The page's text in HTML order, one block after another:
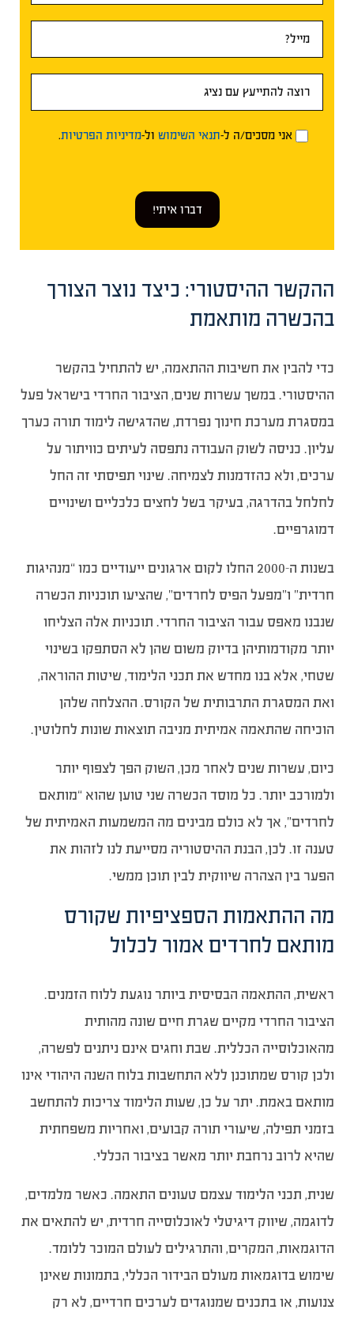
אני מסכים/ה ל-תנאי השימוש ול-מדיניות הפרטיות.
דברו איתי!
ההקשר ההיסטורי: כיצד נוצר הצורך
בהכשרה מותאמת
כדי להבין את חשיבות ההתאמה, יש להתחיל בהקשר
ההיסטורי. במשך עשרות שנים, הציבור החרדי בישראל פעל
במסגרת מערכת חינוך נפרדת, שהדגישה לימוד תורה כערך
עליון. כניסה לשוק העבודה נתפסה לעיתים כוויתור על
ערכים, ולא כהזדמנות לצמיחה. שינוי תפיסתי זה החל
לחלחל בהדרגה, בעיקר בשל לחצים כלכליים ושינויים
דמוגרפיים.
בשנות ה-2000 החלו לקום ארגונים ייעודיים כמו “מנהיגות
חרדית” ו”מפעל הפיס לחרדים”, שהציעו תוכניות הכשרה
שנבנו מאפס עבור הציבור החרדי. תוכניות אלה הצליחו
יותר מקודמותיהן בדיוק משום שהן לא הסתפקו בשינוי
שטחי, אלא בנו מחדש את תכני הלימוד, שיטות ההוראה,
ואת המסגרת התרבותית של הקורס. ההצלחה שלהן
הוכיחה שהתאמה אמיתית מניבה תוצאות שונות לחלוטין.
כיום, עשרות שנים לאחר מכן, השוק הפך לצפוף יותר
ולמורכב יותר. כל מוסד הכשרה שני טוען שהוא “מותאם
לחרדים”, אך לא כולם מבינים מה המשמעות האמיתית של
טענה זו. לכן, הבנת ההיסטוריה מסייעת לנו לזהות את
הפער בין הצהרה שיווקית לבין תוכן ממשי.
מה ההתאמות הספציפיות שקורס
מותאם לחרדים אמור לכלול
ראשית, ההתאמה הבסיסית ביותר נוגעת ללוח הזמנים.
הציבור החרדי מקיים שגרת חיים שונה מהותית
מהאוכלוסייה הכללית. שבת וחגים אינם ניתנים לפשרה,
ולכן קורס שמתוכנן ללא התחשבות בלוח השנה היהודי אינו
מותאם באמת. יתר על כן, שעות הלימוד צריכות להתחשב
בזמני תפילה, שיעורי תורה קבועים, ואחריות משפחתית
שהיא לרוב נרחבת יותר מאשר בציבור הכללי.
שנית, תכני הלימוד עצמם טעונים התאמה. כאשר מלמדים,
לדוגמה, שיווק דיגיטלי לאוכלוסייה חרדית, יש להתאים את
הדוגמאות, המקרים, והתרגילים לעולם המוכר ללומד.
שימוש בדוגמאות מעולם הבידור הכללי, בתמונות שאינן
צנועות, או בתכנים שמנוגדים לערכים חרדיים, לא רק